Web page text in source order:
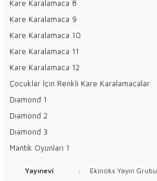
Kare Karalamaca 8
Kare Karalamaca 9
Kare Karalamaca 10
Kare Karalamaca 11
Kare Karalamaca 12
Çocuklar İçin Renkli Kare Karalamacalar
Dıamond 1
Dıamond 2
Dıamond 3
Mantık Oyunları 1
Yayınevi : Ekinoks Yayın Grubu